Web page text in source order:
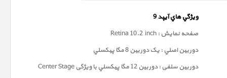
ويژگي هاي آيپد 9
صفحه نمايش : Retina 10.2 inch
دوربين اصلي : يک دوربين 8 مگا پيکسلي
دوربين سلفی : دوربين 12 مگا پيکسلي با ویژگی Center Stage